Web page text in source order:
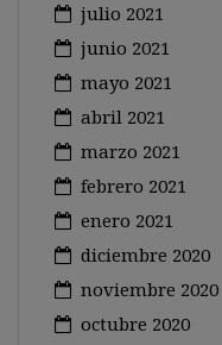
julio 2021
junio 2021
mayo 2021
abril 2021
marzo 2021
febrero 2021
enero 2021
diciembre 2020
noviembre 2020
octubre 2020